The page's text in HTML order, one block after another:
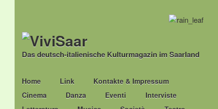
Das deutsch-italienische Kulturmagazin im Saarland
Main menu
Skip
to
content
Home Link
Kontakte & Impressum
Cinema
Danza Eventi
Interviste